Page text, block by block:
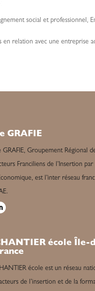
social et professionnel ,
relation avec une entreprise
GRAFIE
GRAFIE, Groupement Régional
Franciliens de l’Insertion par
est l’inter réseau
école Île-
école est un réseau
de l’insertion et de la